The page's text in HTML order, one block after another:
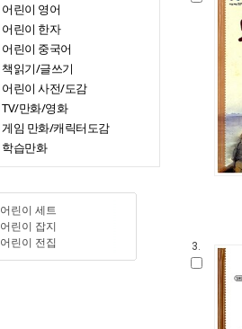
어린이 영어
어린이 한자
어린이 중국어
책읽기/글쓰기
어린이 사전/도감
TV/만화/영화
게임 만화/캐릭터도감
학습만화
어린이 세트
어린이 잡지
어린이 전집
3.